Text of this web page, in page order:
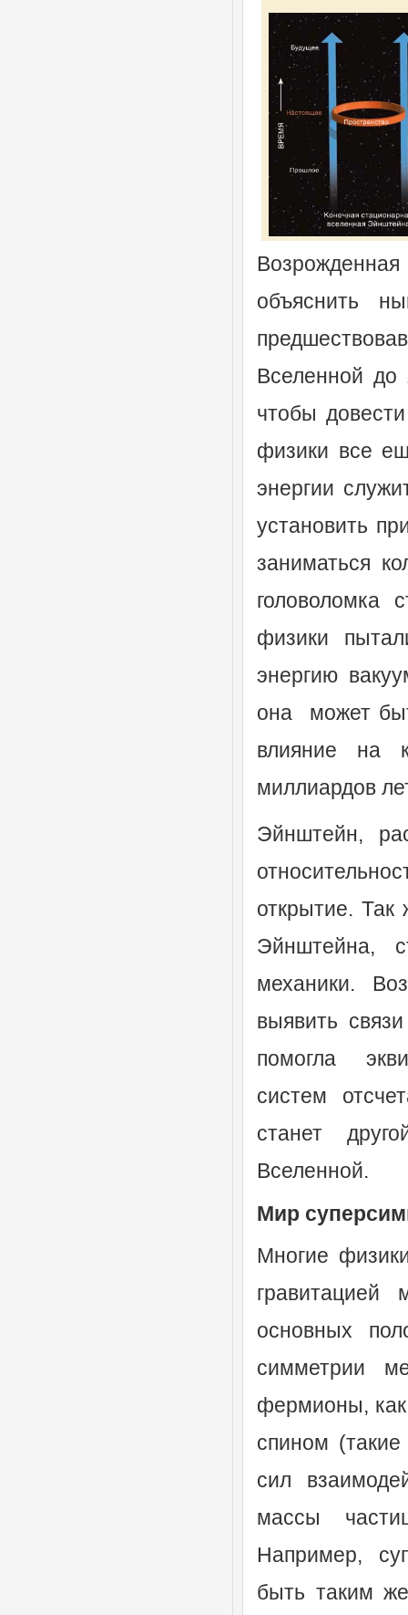
Возрожденная
объяснить
Вселенной до
чтобы
физики все
энергии
установить
заниматься
головоломка
физики
энергию
она может
влияние на
миллиардов
Эйнштейн,
открытие.
Эйнштейна,
механики.
выявить
помогла
систем
станет
Вселенной.
Мир
Многие
основных
симметрии
фермионы,
спином
сил
массы
Например,
быть таким